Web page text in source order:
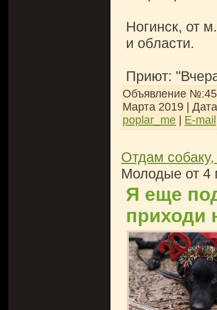
Ногинск, от
и области.
Приют:
Объявление
Марта 2019 |
poplar_me | E-mail
Отдам
Молодые от 4
Я еще
приходи